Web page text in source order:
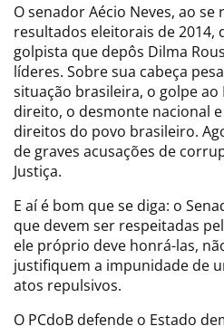
O senador Aécio Neves, ao se
resultados eleitorais de 2014,
golpista que depôs Dilma
líderes. Sobre sua cabeça
situação brasileira, o golpe
direito, o desmonte nacional
direitos do povo brasileiro.
de graves acusações de
Justiça.
E aí é bom que se diga: o
que devem ser respeitadas
ele próprio deve honrá-las,
justifiquem a impunidade de
atos repulsivos.
O PCdoB defende o Estado